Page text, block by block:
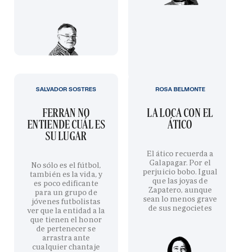
FERRAN NO
ENTIENDE CUÁL ES
SU LUGAR
No sólo es el fútbol,
también es la vida, y
es poco edificante
para un grupo de
jóvenes futbolistas
ver que la entidad a la
que tienen el honor
de pertenecer se
arrastra ante
cualquier chantaje
SALVADOR SOSTRES
LA LOCA CON EL
ÁTICO
El ático recuerda a
Galapagar. Por el
perjuicio bobo. Igual
que las joyas de
Zapatero, aunque
sean lo menos grave
de sus negocietes
ROSA BELMONTE